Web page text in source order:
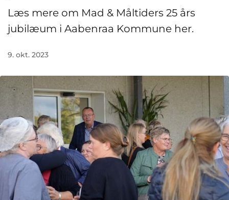
Læs mere om Mad & Måltiders 25 års
jubilæum i Aabenraa Kommune her.
9. okt. 2023